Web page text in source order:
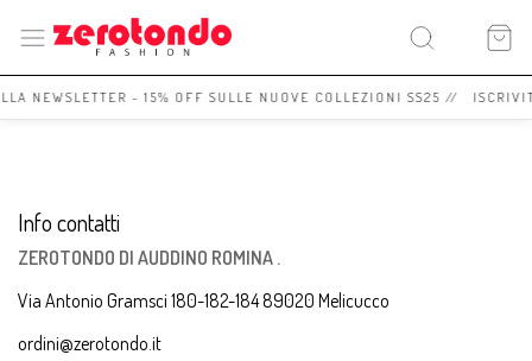
NEWSLETTER - 15% OFF SULLE NUOVE COLLEZIONI SS25 //
Info contatti
ZEROTONDO DI AUDDINO ROMINA .
Via Antonio Gramsci 180-182-184 89020 Melicucco
ordini@zerotondo.it